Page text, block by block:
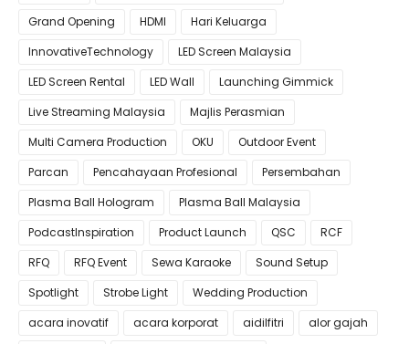
Grand Opening
HDMI
Hari Keluarga
InnovativeTechnology
LED Screen Malaysia
LED Screen Rental
LED Wall
Launching Gimmick
Live Streaming Malaysia
Majlis Perasmian
Multi Camera Production
OKU
Outdoor Event
Parcan
Pencahayaan Profesional
Persembahan
Plasma Ball Hologram
Plasma Ball Malaysia
PodcastInspiration
Product Launch QSC
RCF
RFQ
RFQ Event Sewa Karaoke
Sound Setup
Spotlight
Strobe Light
Wedding Production
acara inovatif
acara korporat aidilfitri
alor gajah